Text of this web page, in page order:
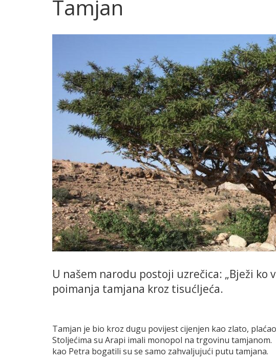
Tamjan
U našem narodu postoji uzrečica: „Bježi ko
poimanja tamjana kroz tisućljeća.
Tamjan je bio kroz dugu povijest cijenjen kao zlato,
Stoljećima su Arapi imali monopol na trgovinu
kao Petra bogatili su se samo zahvaljujući putu tamjana.